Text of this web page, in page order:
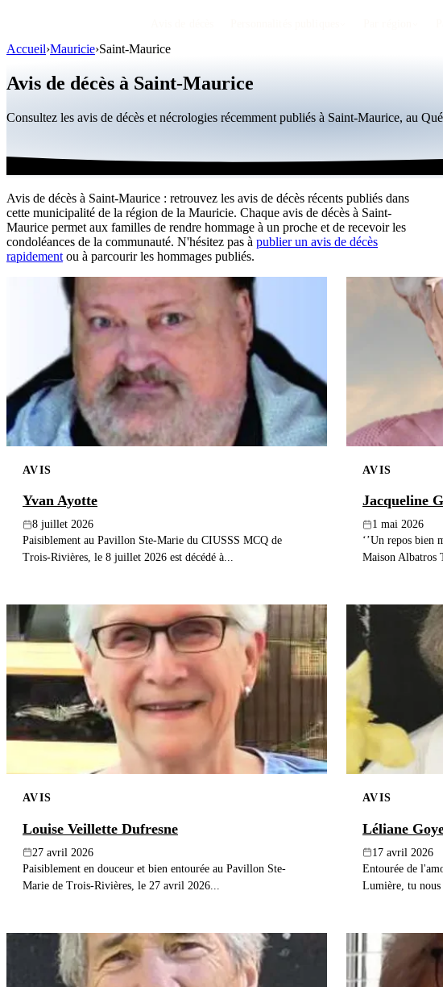
Accueil›Mauricie›Saint-Maurice
Avis de décès à Saint-Maurice
Consultez les avis de décès et nécrologies récemment publiés à Saint-Maurice, au
Avis de décès à Saint-Maurice : retrouvez les avis de décès récents publiés dans
cette municipalité de la région de la Mauricie. Chaque avis de décès à Saint-
Maurice permet aux familles de rendre hommage à un proche et de recevoir les
condoléances de la communauté. N'hésitez pas à publier un avis de décès
rapidement ou à parcourir les hommages publiés.
AVIS
Yvan Ayotte
8 juillet 2026
Paisiblement au Pavillon Ste-Marie du CIUSSS MCQ de
Trois-Rivières, le 8 juillet 2026 est décédé à...
AVIS
Jacqueline
1 mai 2026
‘’Un repos bien
Maison Albatros
AVIS
Louise Veillette Dufresne
27 avril 2026
Paisiblement en douceur et bien entourée au Pavillon Ste-
Marie de Trois-Rivières, le 27 avril 2026...
AVIS
Léliane
17 avril 2026
Entourée de
Lumière, tu nous